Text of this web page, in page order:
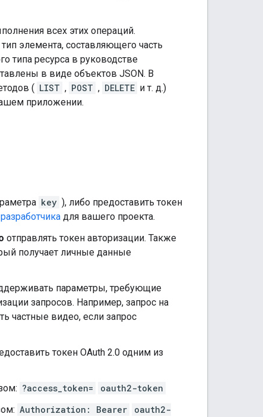
всех этих операций.
элемента, составляющего часть
типа ресурса в руководстве
в виде объектов JSON. В
( LIST , POST , DELETE и т. д.)
приложении.
key ), либо предоставить токен
для вашего проекта.
отправлять токен авторизации. Также
получает личные данные
параметры, требующие
запросов. Например, запрос на
частные видео, если запрос
токен OAuth 2.0 одним из
?access_token=
oauth2-token
Authorization: Bearer
oauth2-